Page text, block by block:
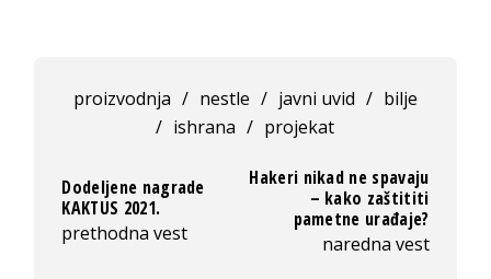
proizvodnja / nestle / javni uvid / bilje
/ ishrana / projekat
Dodeljene nagrade
KAKTUS 2021.
prethodna vest
Hakeri nikad ne spavaju
– kako zaštititi
pametne urađaje?
naredna vest